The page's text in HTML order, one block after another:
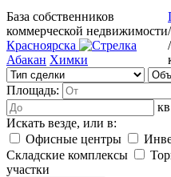
База собственников
коммерческой недвижимости
Красноярска
Абакан Химки
Площадь:
Искать везде, или в:
Офисные центры
Складские комплексы
участки
/
/